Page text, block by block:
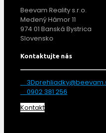
Beevam Reality s.r.o.
Medený Hámor 11
974 01 Banská Bystrica
Slovensko
Kontaktujte nás
0902 381 256
Kontakt